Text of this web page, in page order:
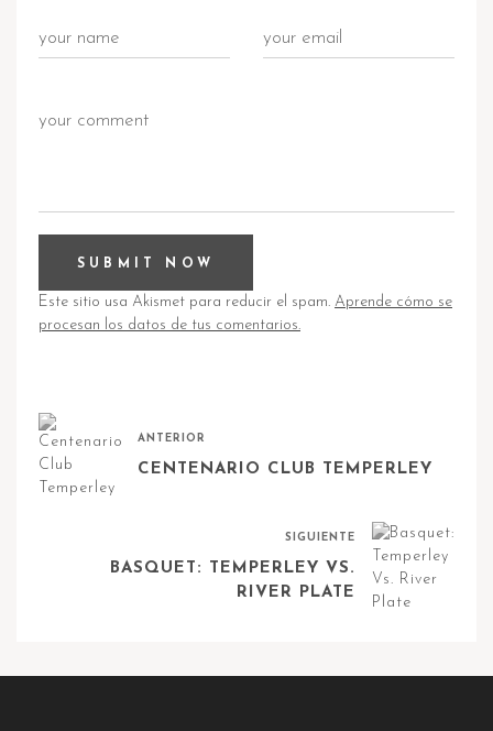
Este sitio usa Akismet para reducir el spam. Aprende cómo se
procesan los datos de tus comentarios.
ANTERIOR
CENTENARIO CLUB TEMPERLEY
SIGUIENTE
BASQUET: TEMPERLEY VS.
RIVER PLATE